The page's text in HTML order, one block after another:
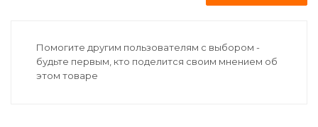
Помогите другим пользователям с выбором -
будьте первым, кто поделится своим мнением об
этом товаре